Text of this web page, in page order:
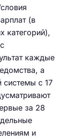
(в
категорий),
каждые
а
системы с 17
за 28
и